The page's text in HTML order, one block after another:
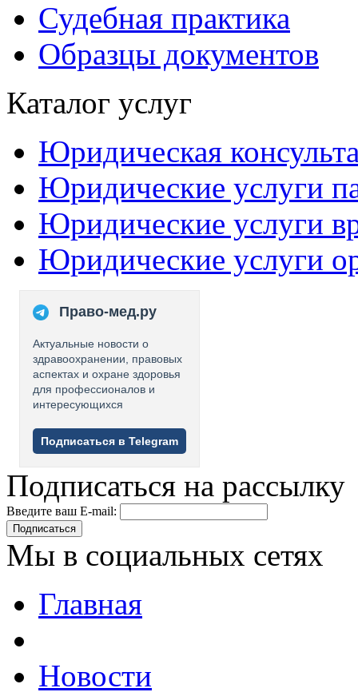
Судебная практика
Образцы документов
Каталог услуг
Юридическая
Юридические услуги
Юридические услуги
Юридические услуги
Право-мед.ру
Актуальные новости о
здравоохранении, правовых
аспектах и охране здоровья
для профессионалов и
интересующихся
Подписаться в Telegram
Подписаться на рассылку
Введите ваш E-mail:
Подписаться
Мы в социальных сетях
Главная
Новости